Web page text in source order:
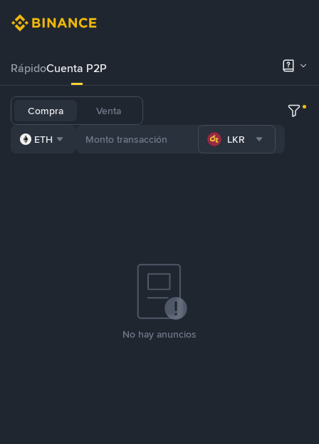
RápidoCuenta P2P
Compra Venta
ETH LKR
No hay anuncios